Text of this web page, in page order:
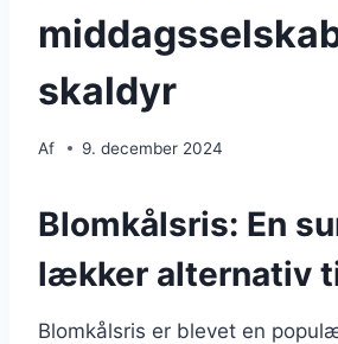
skaldyr
Af 9. december 2024
Blomkålsris: En
lækker alternativ
Blomkålsris er blevet en